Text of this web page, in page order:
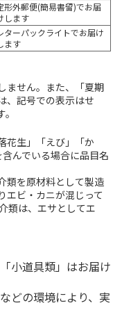
形外郵便(簡易書留)でお届
します
ターパックライトでお届け
ます
ません。また、「夏期
、記号での表示はせ
花生」「えび」「か
んでいる場合に品目名
類を原材料として製造
エビ・カニが混じって
類は、エサとしてエ
小道具類」はお届け
どの環境により、実